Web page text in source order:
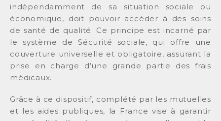
indépendamment de sa situation sociale ou
économique, doit pouvoir accéder à des soins
de santé de qualité. Ce principe est incarné par
le système de Sécurité sociale, qui offre une
couverture universelle et obligatoire, assurant la
prise en charge d’une grande partie des frais
médicaux.
Grâce à ce dispositif, complété par les mutuelles
et les aides publiques, la France vise à garantir